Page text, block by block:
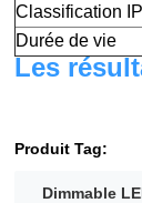
Classification IP
Durée de vie
Les
Produit Tag:
Dimmable